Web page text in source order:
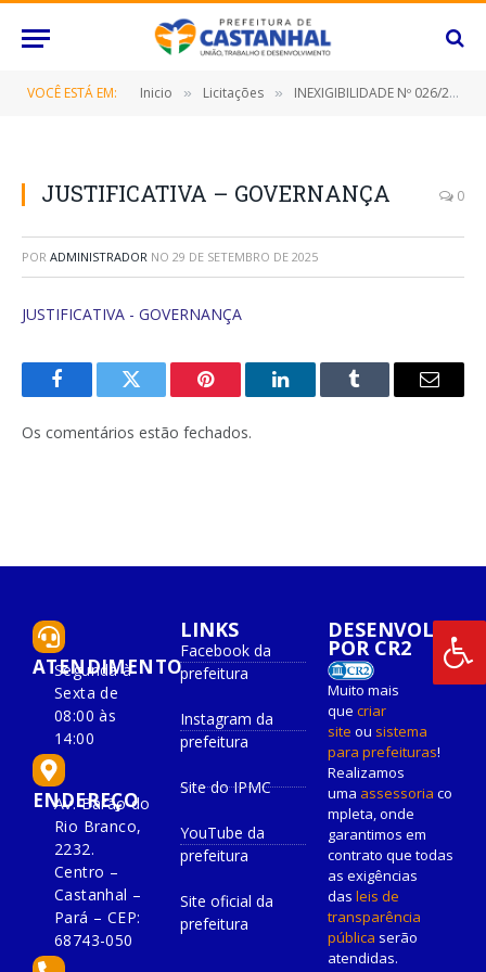
VOCÊ ESTÁ EM: Inicio » Licitações » INEXIGIBILIDADE Nº 026/2021 (CONTRATAÇÃO DE EMPRESA ESPECIALIZADA NA PRESTAÇÃO DE SERVIÇOS E SISTEMA DE GESTÃO PESSOAL EXCLUSIVAMENTE PARA CONSULTA)
JUSTIFICATIVA – GOVERNANÇA 0
POR ADMINISTRADOR NO 29 DE SETEMBRO DE 2025
JUSTIFICATIVA - GOVERNANÇA
FacebookTwitter Pinterest O
Tumblr
E-
Os comentários estão fechados.
ATENDIMENTO
Segunda à
Sexta de
08:00 às
14:00
ENDEREÇO
Av. Barão do
Rio Branco,
2232.
Centro –
Castanhal –
Pará – CEP:
68743-050
LINKS
Facebook da
prefeitura
Instagram da
prefeitura
Site do IPMC
YouTube da
prefeitura
Site oficial da
prefeitura
DESENVOLVIDO
POR CR2
Muito mais
que criar
site ou sistema
para prefeituras!
Realizamos
uma assessoria co
mpleta, onde
garantimos em
contrato que todas
as exigências
das leis de
transparência
pública serão
atendidas.